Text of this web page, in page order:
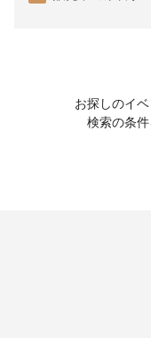
お探しのイ
検索の条件